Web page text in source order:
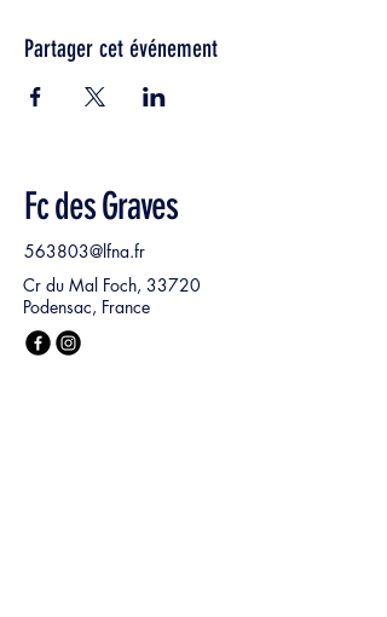
Partager cet événement
Fc des Graves
563803@lfna.fr
Cr du Mal Foch, 33720
Podensac, France